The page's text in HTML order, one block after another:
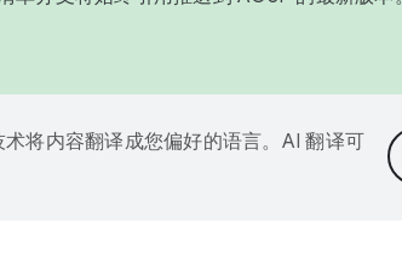
将内容翻译成您偏好的语言。AI 翻译可